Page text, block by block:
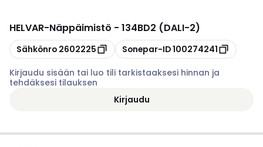
HELVAR-Näppäimistö - 134BD2 (DALI-2)
Kopioi
Sähkönro 2602225 Kopioi
Sonepar-ID100274241
Kirjaudu sisään tai luo tili tarkistaaksesi hinnan ja
tehdäksesi tilauksen
Kirjaudu